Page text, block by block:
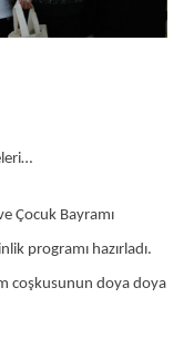
Çocuk Bayramı
programı hazırladı.
coşkusunun doya doya